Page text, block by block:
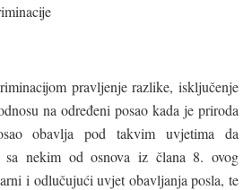
pravljenje razlike, isključenje
na određeni posao kada je priroda
obavlja pod takvim uvjetima da
sa nekim od osnova iz člana 8. ovog
i odlučujući uvjet obavljanja posla, te